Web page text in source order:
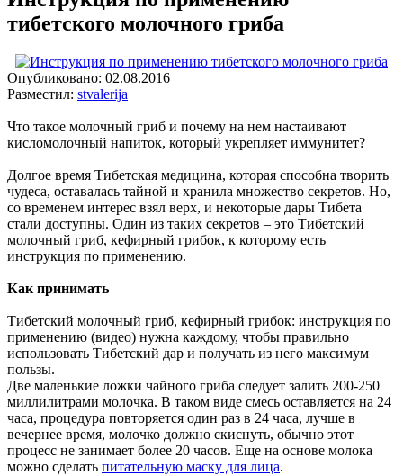
тибетского молочного гриба
Опубликовано: 02.08.2016
Разместил: stvalerija
Что такое молочный гриб и почему на нем настаивают
кисломолочный напиток, который укрепляет иммунитет?
Долгое время Тибетская медицина, которая способна творить
чудеса, оставалась тайной и хранила множество секретов. Но,
со временем интерес взял верх, и некоторые дары Тибета
стали доступны. Один из таких секретов – это Тибетский
молочный гриб, кефирный грибок, к которому есть
инструкция по применению.
Как принимать
Тибетский молочный гриб, кефирный грибок: инструкция по
применению (видео) нужна каждому, чтобы правильно
использовать Тибетский дар и получать из него максимум
пользы.
Две маленькие ложки чайного гриба следует залить 200-250
миллилитрами молочка. В таком виде смесь оставляется на 24
часа, процедура повторяется один раз в 24 часа, лучше в
вечернее время, молочко должно скиснуть, обычно этот
процесс не занимает более 20 часов. Еще на основе молока
можно сделать питательную маску для лица.